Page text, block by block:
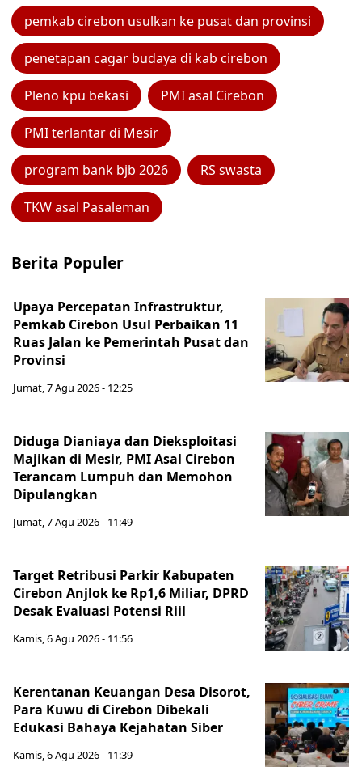
pemkab cirebon usulkan ke pusat dan provinsi
penetapan cagar budaya di kab cirebon
Pleno kpu bekasi PMI asal Cirebon
PMI terlantar di Mesir
program bank bjb 2026 RS swasta
TKW asal Pasaleman
Berita Populer
Upaya Percepatan Infrastruktur,
Pemkab Cirebon Usul Perbaikan 11
Ruas Jalan ke Pemerintah Pusat dan
Provinsi
Jumat, 7 Agu 2026 - 12:25
Diduga Dianiaya dan Dieksploitasi
Majikan di Mesir, PMI Asal Cirebon
Terancam Lumpuh dan Memohon
Dipulangkan
Jumat, 7 Agu 2026 - 11:49
Target Retribusi Parkir Kabupaten
Cirebon Anjlok ke Rp1,6 Miliar, DPRD
Desak Evaluasi Potensi Riil
Kamis, 6 Agu 2026 - 11:56
Kerentanan Keuangan Desa Disorot,
Para Kuwu di Cirebon Dibekali
Edukasi Bahaya Kejahatan Siber
Kamis, 6 Agu 2026 - 11:39